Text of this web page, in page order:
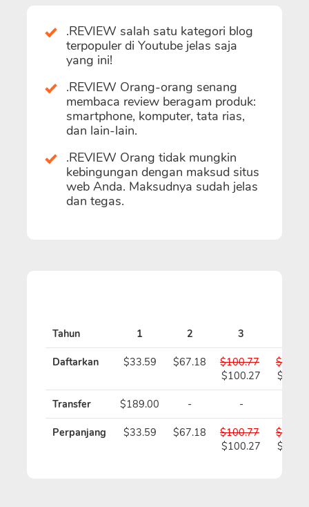
.REVIEW salah satu kategori blog
terpopuler di Youtube jelas saja
yang ini!
.REVIEW Orang-orang senang
membaca review beragam produk:
smartphone, komputer, tata rias,
dan lain-lain.
.REVIEW Orang tidak mungkin
kebingungan dengan maksud situs
web Anda. Maksudnya sudah jelas
dan tegas.
Tahun 1 2 3
Daftarkan $33.59 $67.18
$100.77
$100.27
Transfer $189.00 - -
Perpanjang $33.59 $67.18
$100.77
$100.27